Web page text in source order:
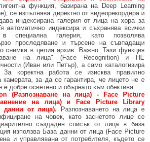
функция, базирана на Deep Learning
се изпълнява директно от видеорекордера и
индексирана галерия от лица на хора за
автоматично индексира и съхранява всички
специална галерия, като позволява
проследяване и търсене на съвпадащи
снимка в целия архив. Важно: Тази функция
на лица" (Face Recognition) и НЕ
(Иван или Петър), а само каталогизира
За коректна работа се изисква правилно
камерата, за да се гарантира, че лицето не е
е добре осветено и обърнато към обектива.
(Разпознаване на лица) - Face Picture
на лица)
и Face Picture Library
данни от лица). Разпознаването на лица е
на човек, като заснетото лице се
създаден списък от лица в база
използва База данни от лица (Face Picture
и управлявана от потребителя, където се